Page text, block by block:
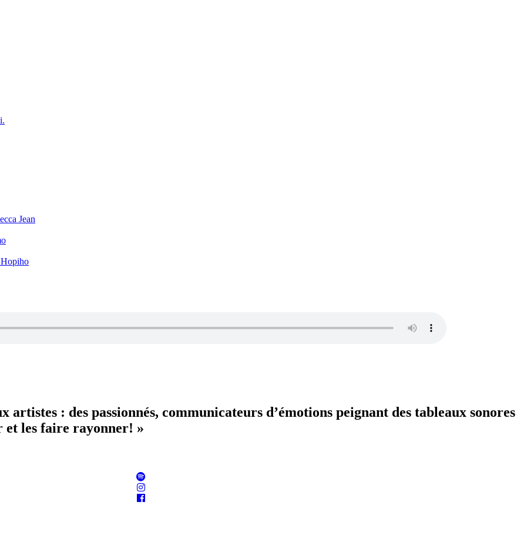
Jean
: des passionnés, communicateurs d’émotions peignant des tableaux sonores
et les faire rayonner! »